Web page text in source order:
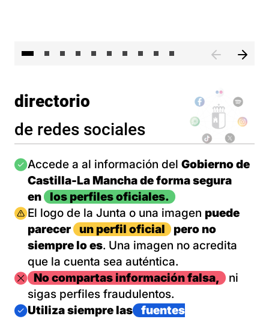
directorio
de redes sociales
Imagen
Accede a al información del Gobierno de
Castilla-La Mancha de forma segura
en
los perfiles oficiales.
Imagen
El logo de la Junta o una imagen puede
parecer
un perfil oficial
pero no
siempre lo es. Una imagen no acredita
que la cuenta sea auténtica.
ImagenNo compartas información falsa,
ni
sigas perfiles fraudulentos.
Imagen
Utiliza siempre las
fuentes